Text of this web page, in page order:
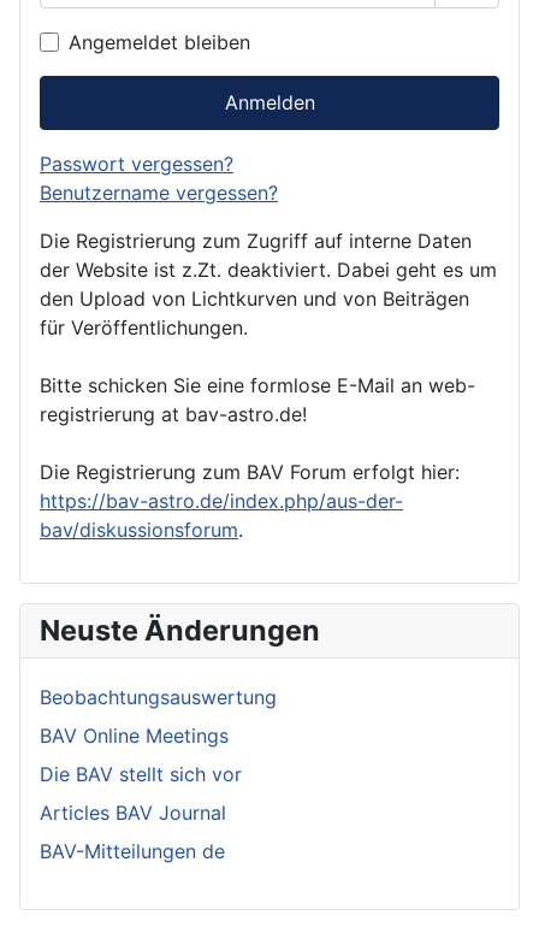
Angemeldet bleiben
Anmelden
Passwort vergessen?
Benutzername vergessen?
Die Registrierung zum Zugriff auf interne Daten
der Website ist z.Zt. deaktiviert. Dabei geht es um
den Upload von Lichtkurven und von Beiträgen
für Veröffentlichungen.
Bitte schicken Sie eine formlose E-Mail an web-
registrierung at bav-astro.de!
Die Registrierung zum BAV Forum erfolgt hier:
https://bav-astro.de/index.php/aus-der-
bav/diskussionsforum.
Neuste Änderungen
Beobachtungsauswertung
BAV Online Meetings
Die BAV stellt sich vor
Articles BAV Journal
BAV-Mitteilungen de